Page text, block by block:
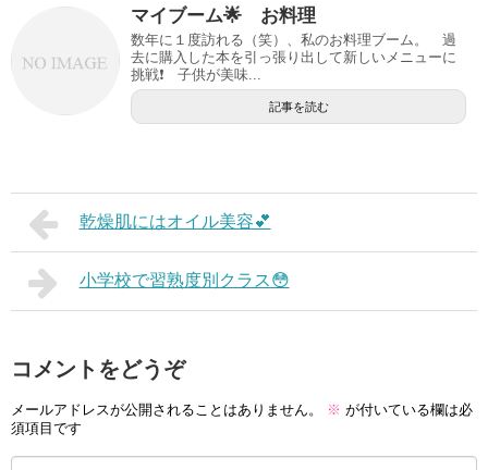
マイブーム🌟 お料理
数年に１度訪れる（笑）、私のお料理ブーム。 過
去に購入した本を引っ張り出して新しいメニューに
挑戦❗️ 子供が美味...
記事を読む
乾燥肌にはオイル美容💕
小学校で習熟度別クラス😳
コメントをどうぞ
メールアドレスが公開されることはありません。 ※ が付いている欄は必
須項目です